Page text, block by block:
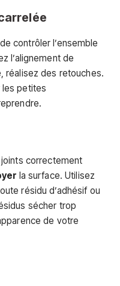
contrôler l’ensemble
l’alignement de
réalisez des retouches.
petites
correctement
la surface. Utilisez
résidu d’adhésif ou
sécher trop
de votre